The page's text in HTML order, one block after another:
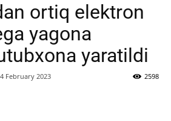
ortiq elektron
yagona
yaratildi
February 2023 2598